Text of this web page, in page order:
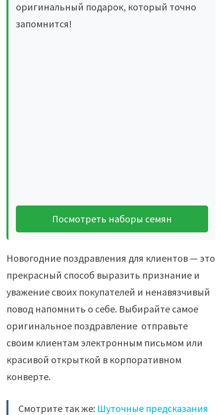
оригинальный подарок, который точно
запомнится!
Посмотреть наборы семян
Новогодние поздравления для клиентов — это
прекрасный способ выразить признание и
уважение своих покупателей и ненавязчивый
повод напомнить о себе. Выбирайте самое
оригинальное поздравление отправьте
своим клиентам электронным письмом или
красивой открыткой в корпоративном
конверте.
Смотрите так же: Шуточные предсказания